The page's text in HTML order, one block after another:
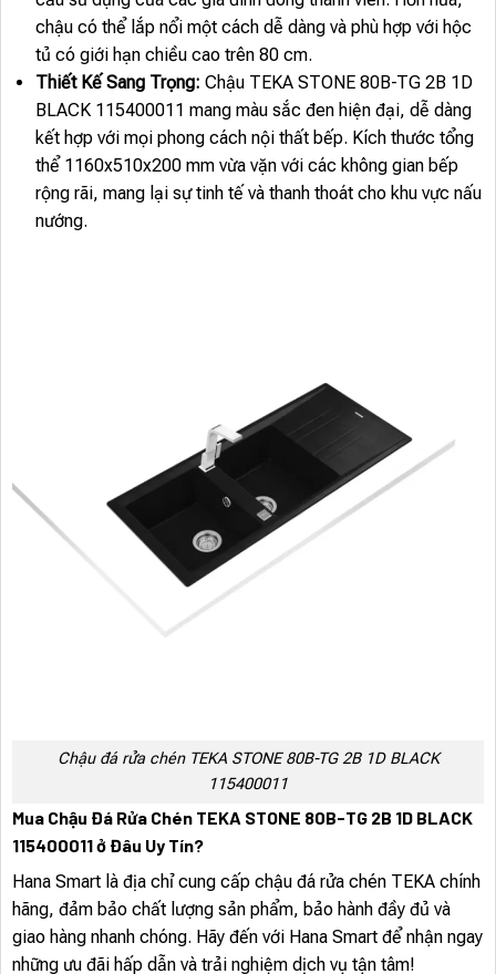
chậu có thể lắp nổi một cách dễ dàng và phù hợp với hộc
tủ có giới hạn chiều cao trên 80 cm.
Thiết Kế Sang Trọng: Chậu TEKA STONE 80B-TG 2B 1D
BLACK 115400011 mang màu sắc đen hiện đại, dễ dàng
kết hợp với mọi phong cách nội thất bếp. Kích thước tổng
thể 1160x510x200 mm vừa vặn với các không gian bếp
rộng rãi, mang lại sự tinh tế và thanh thoát cho khu vực nấu
nướng.
Chậu đá rửa chén TEKA STONE 80B-TG 2B 1D BLACK
115400011
Mua Chậu Đá Rửa Chén TEKA STONE 80B-TG 2B 1D BLACK
115400011 ở Đâu Uy Tín?
Hana Smart là địa chỉ cung cấp chậu đá rửa chén TEKA chính
hãng, đảm bảo chất lượng sản phẩm, bảo hành đầy đủ và
giao hàng nhanh chóng. Hãy đến với Hana Smart để nhận ngay
những ưu đãi hấp dẫn và trải nghiệm dịch vụ tận tâm!